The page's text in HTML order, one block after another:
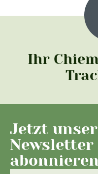
Ihr
Jetzt
Newsletter
abonnieren